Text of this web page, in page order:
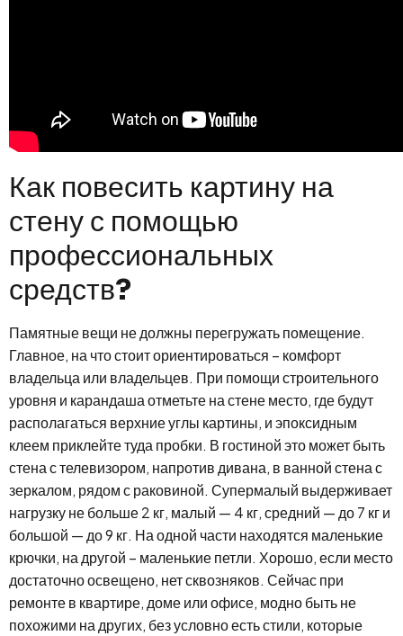
Как повесить картину на
стену с помощью
профессиональных
средств?
Памятные вещи не должны перегружать помещение.
Главное, на что стоит ориентироваться – комфорт
владельца или владельцев. При помощи строительного
уровня и карандаша отметьте на стене место, где будут
располагаться верхние углы картины, и эпоксидным
клеем приклейте туда пробки. В гостиной это может быть
стена с телевизором, напротив дивана, в ванной стена с
зеркалом, рядом с раковиной. Супермалый выдерживает
нагрузку не больше 2 кг, малый — 4 кг, средний — до 7 кг и
большой — до 9 кг. На одной части находятся маленькие
крючки, на другой – маленькие петли. Хорошо, если место
достаточно освещено, нет сквозняков. Сейчас при
ремонте в квартире, доме или офисе, модно быть не
похожими на других, без условно есть стили, которые